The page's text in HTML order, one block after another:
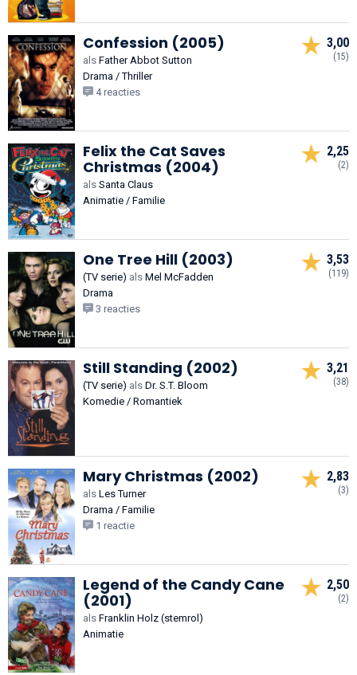
Confession (2005)
als Father Abbot Sutton
Drama / Thriller
4 reacties
3,00
(15)
Felix the Cat Saves
Christmas (2004)
als Santa Claus
Animatie / Familie
2,25
(2)
One Tree Hill (2003)
(TV serie) als Mel McFadden
Drama
3 reacties
3,53
(119)
Still Standing (2002)
(TV serie) als Dr. S.T. Bloom
Komedie / Romantiek
3,21
(38)
Mary Christmas (2002)
als Les Turner
Drama / Familie
1 reactie
2,83
(3)
Legend of the Candy Cane
(2001)
als Franklin Holz (stemrol)
Animatie
2,50
(2)